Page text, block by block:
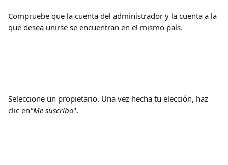
Compruebe que la cuenta del administrador y la cuenta a la
que desea unirse se encuentran en el mismo país.
Seleccione un propietario. Una vez hecha tu elección, haz
clic en"Me suscribo".